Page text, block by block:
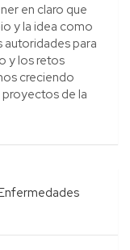
en claro que
y la idea como
autoridades para
y los retos
creciendo
de la